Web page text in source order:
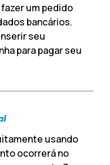
um pedido
bancários.
seu
para pagar seu
usando
ocorrerá no